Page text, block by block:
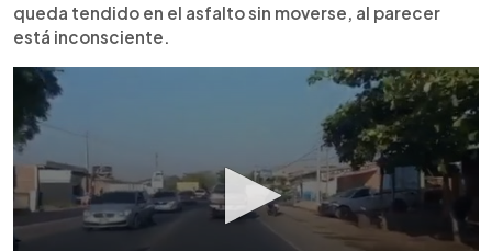
queda tendido en el asfalto sin moverse, al parecer
está inconsciente.